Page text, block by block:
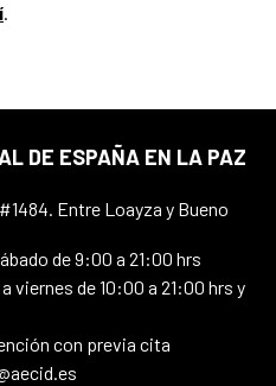
.
DE ESPAÑA EN LA PAZ
Entre Loayza y Bueno
de 9:00 a 21:00 hrs
viernes de 10:00 a 21:00 hrs y
con previa cita